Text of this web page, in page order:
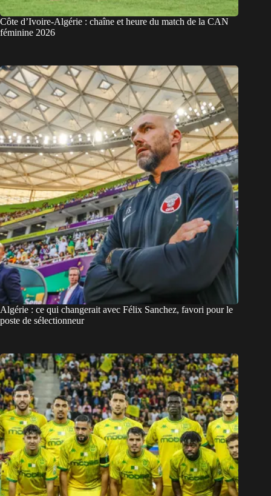
Côte d’Ivoire-Algérie : chaîne et heure du match de la CAN
féminine 2026
Algérie : ce qui changerait avec Félix Sanchez, favori pour le
poste de sélectionneur